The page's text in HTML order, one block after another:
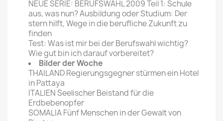
NEUE SERIE: BERUFSWAHL 2009 Teil 1: Schule
aus, was nun? Ausbildung oder Studium: Der
stern hilft, Wege in die berufliche Zukunft zu
finden
Test: Was ist mir bei der Berufswahl wichtig?
Wie gut bin ich darauf vorbereitet?
Bilder der Woche
THAILAND Regierungsgegner stürmen ein Hotel
in Pattaya
ITALIEN Seelischer Beistand für die
Erdbebenopfer
SOMALIA Fünf Menschen in der Gewalt von